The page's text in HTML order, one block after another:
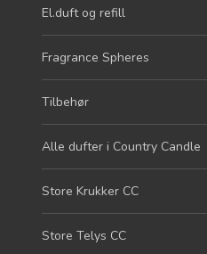
El.duft og refill
Fragrance Spheres
Tilbehør
Alle dufter i Country Candle
Store Krukker CC
Store Telys CC